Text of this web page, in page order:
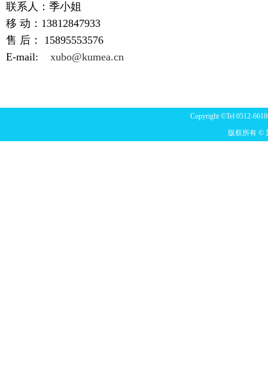
联系人：季小姐
移 动：13812847933
售 后： 15895553576
E-mail: xubo@kumea.cn
Copyright ©Tel:0512-
版权所有 ©